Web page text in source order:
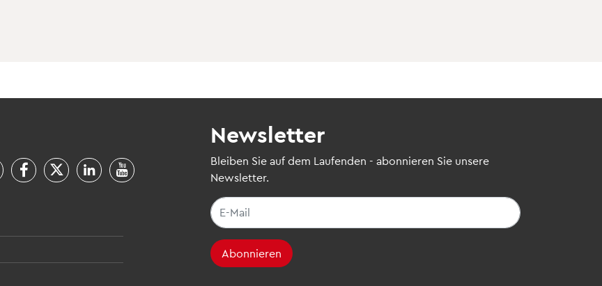
Newsletter
Bleiben Sie auf dem Laufenden - abonnieren Sie unsere
Newsletter.
Abonnieren